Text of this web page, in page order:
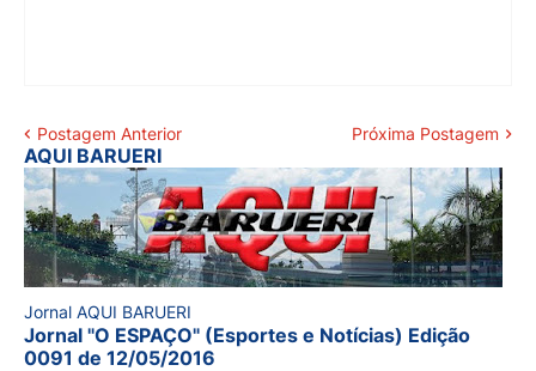
Postagem Anterior Próxima Postagem
AQUI BARUERI
Jornal AQUI BARUERI
Jornal "O ESPAÇO" (Esportes e Notícias) Edição
0091 de 12/05/2016